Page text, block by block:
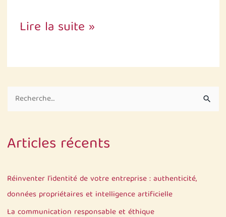
e
h
r
c
h
Articles récents
Réinventer l’identité de votre entreprise : authenticité,
données propriétaires et intelligence artificielle
La communication responsable et éthique
Lire la suite »